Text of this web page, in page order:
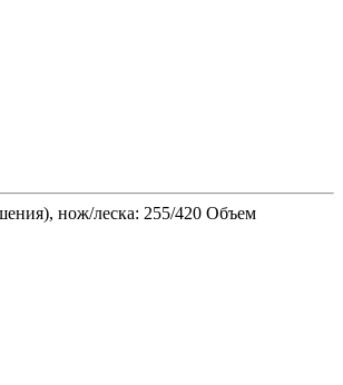
нож/леска: 255/420 Объем